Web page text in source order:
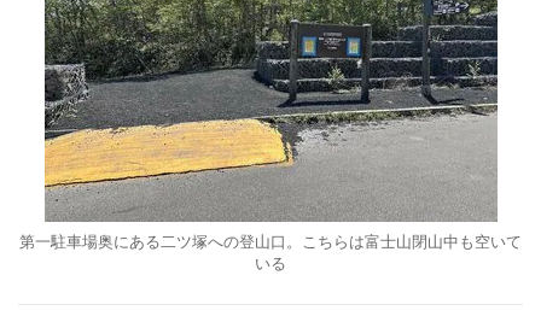
第一駐車場奥にある二ツ塚への登山口。こちらは富士山閉山中も空いて
いる